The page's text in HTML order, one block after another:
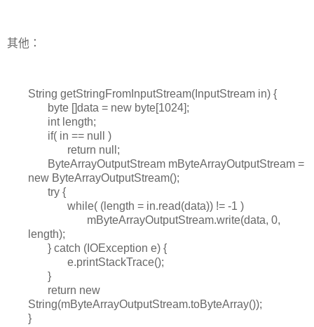
其他：
String getStringFromInputStream(InputStream in) {
byte []data = new byte[1024];
int length;
if( in == null )
return null;
ByteArrayOutputStream mByteArrayOutputStream =
new ByteArrayOutputStream();
try {
while( (length = in.read(data)) != -1 )
mByteArrayOutputStream.write(data, 0,
length);
} catch (IOException e) {
e.printStackTrace();
}
return new
String(mByteArrayOutputStream.toByteArray());
}